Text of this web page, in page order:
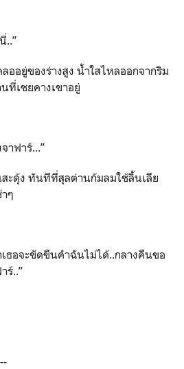
..”
ออยู่ของร่างสูง น้ำใสไหลออกจากริม
ที่เชยคางเขาอยู่
าฟาร์...”
ะดุ้ง ทันทีที่สุลต่านก้มลมใช้ลิ้นเลีย
ๆ
เธอจะขัดขืนคำฉันไม่ได้..กลางคืนขอ
ร์..”